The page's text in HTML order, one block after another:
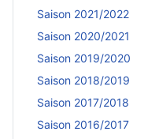
Saison 2021/2022
Saison 2020/2021
Saison 2019/2020
Saison 2018/2019
Saison 2017/2018
Saison 2016/2017